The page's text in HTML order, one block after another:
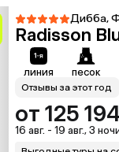
Дибба,
Radisson
линия песок
Отзывы за этот год
от 125
16 авг. - 19 авг., 3